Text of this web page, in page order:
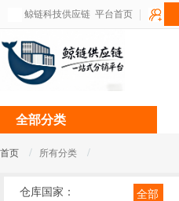
鲸链科技供应链 平台首页
全部分类
首页 / 所有分类 /
仓库国家： 全部